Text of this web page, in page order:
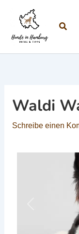
Waldi
Schreibe einen